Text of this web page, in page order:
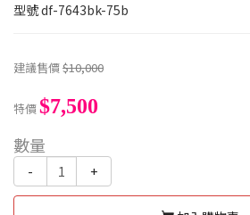
型號df-7643bk-75b
建議售價$10,000
特價$7,500
數量
- +